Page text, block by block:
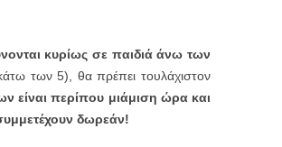
κυρίως σε παιδιά άνω των
των 5), θα πρέπει τουλάχιστον
είναι περίπου μιάμιση ώρα και
δωρεάν!